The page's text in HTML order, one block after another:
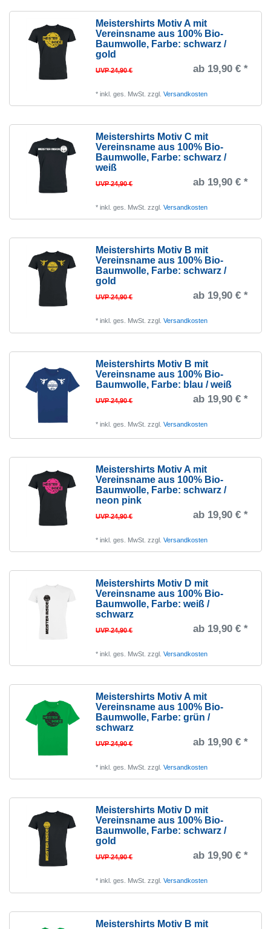
Meistershirts Motiv A mit
Vereinsname aus 100% Bio-
Baumwolle, Farbe: schwarz /
gold
UVP 24,90 € ab 19,90 € *
*inkl. ges. MwSt. zzgl.Versandkosten
Meistershirts Motiv C mit
Vereinsname aus 100% Bio-
Baumwolle, Farbe: schwarz /
weiß
UVP 24,90 € ab 19,90 € *
*inkl. ges. MwSt. zzgl.Versandkosten
Meistershirts Motiv B mit
Vereinsname aus 100% Bio-
Baumwolle, Farbe: schwarz /
gold
UVP 24,90 € ab 19,90 € *
*inkl. ges. MwSt. zzgl.Versandkosten
Meistershirts Motiv B mit
Vereinsname aus 100% Bio-
Baumwolle, Farbe: blau / weiß
UVP 24,90 € ab 19,90 € *
*inkl. ges. MwSt. zzgl.Versandkosten
Meistershirts Motiv A mit
Vereinsname aus 100% Bio-
Baumwolle, Farbe: schwarz /
neon pink
UVP 24,90 € ab 19,90 € *
*inkl. ges. MwSt. zzgl.Versandkosten
Meistershirts Motiv D mit
Vereinsname aus 100% Bio-
Baumwolle, Farbe: weiß /
schwarz
UVP 24,90 € ab 19,90 € *
*inkl. ges. MwSt. zzgl.Versandkosten
Meistershirts Motiv A mit
Vereinsname aus 100% Bio-
Baumwolle, Farbe: grün /
schwarz
UVP 24,90 € ab 19,90 € *
*inkl. ges. MwSt. zzgl.Versandkosten
Meistershirts Motiv D mit
Vereinsname aus 100% Bio-
Baumwolle, Farbe: schwarz /
gold
UVP 24,90 € ab 19,90 € *
*inkl. ges. MwSt. zzgl.Versandkosten
Meistershirts Motiv B mit